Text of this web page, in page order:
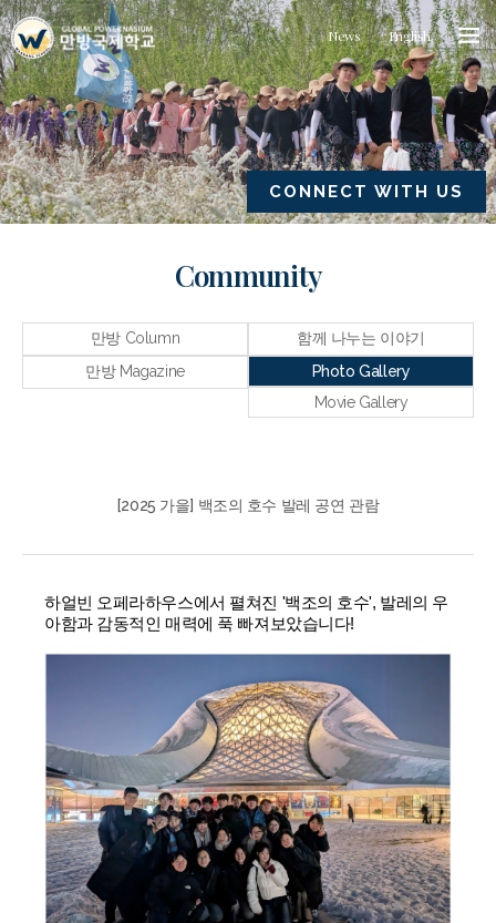
News English
CONNECT WITH US
Community
만방 Column
함께 나누는 이야기
만방 Magazine
Photo Gallery
Movie Gallery
[2025 가을] 백조의 호수 발레 공연 관람
하얼빈 오페라하우스에서 펼쳐진 '백조의 호수', 발레의 우
아함과 감동적인 매력에 푹 빠져보았습니다!